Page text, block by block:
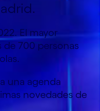
El mayor
de 700 personas
una agenda
novedades de